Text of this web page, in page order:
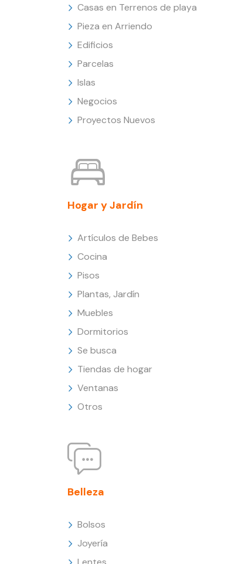
Casas en Terrenos de playa
Pieza en Arriendo
Edificios
Parcelas
Islas
Negocios
Proyectos Nuevos
Hogar y Jardín
Artículos de Bebes
Cocina
Pisos
Plantas, Jardín
Muebles
Dormitorios
Se busca
Tiendas de hogar
Ventanas
Otros
Belleza
Bolsos
Joyería